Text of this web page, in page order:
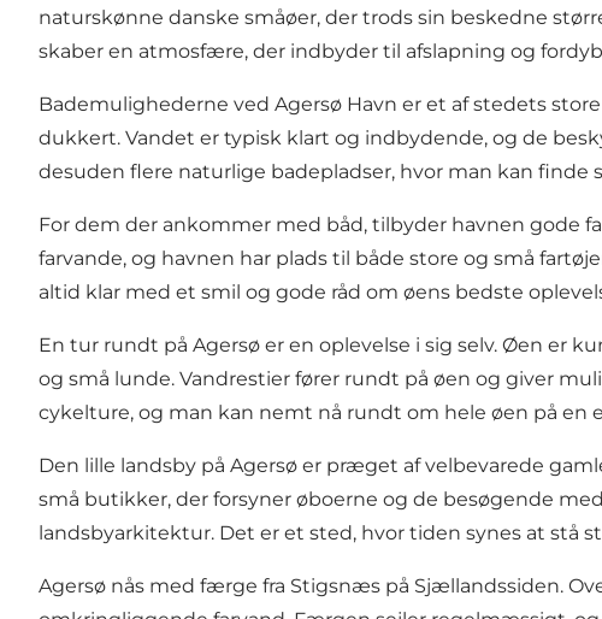
naturskønne danske småøer, der trods sin beskedne
skaber en atmosfære, der indbyder til afslapning og
Bademulighederne ved Agersø Havn er et af stedets
dukkert. Vandet er typisk klart og indbydende, og de
desuden flere naturlige badepladser, hvor man kan finde
For dem der ankommer med båd, tilbyder havnen gode
farvande, og havnen har plads til både store og små
altid klar med et smil og gode råd om øens bedste
En tur rundt på Agersø er en oplevelse i sig selv. Øen er
og små lunde. Vandrestier fører rundt på øen og giver
cykelture, og man kan nemt nå rundt om hele øen på en
Den lille landsby på Agersø er præget af velbevarede
små butikker, der forsyner øboerne og de besøgende
landsbyarkitektur. Det er et sted, hvor tiden synes at stå
Agersø nås med færge fra Stigsnæs på Sjællandssiden.